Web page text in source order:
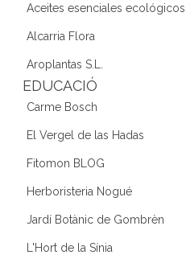
Aceites esenciales ecológicos
Alcarria Flora
Aroplantas S.L.
EDUCACIÓ
Carme Bosch
El Vergel de las Hadas
Fitomon BLOG
Herboristeria Nogué
Jardí Botànic de Gombrèn
L'Hort de la Sínia